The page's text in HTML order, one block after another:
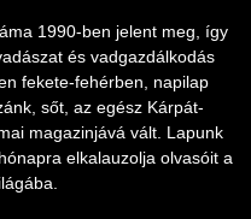
1990-ben jelent meg, így
és vadgazdálkodás
fekete-fehérben, napilap
sőt, az egész Kárpát-
magazinjává vált. Lapunk
elkalauzolja olvasóit a